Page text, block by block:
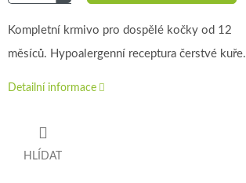
Kompletní krmivo pro dospělé kočky od 12
měsíců. Hypoalergenní receptura čerstvé kuře.
Detailní informace
HLÍDAT